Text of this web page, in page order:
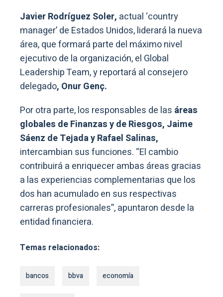
Javier Rodríguez Soler, actual ‘country
manager’ de Estados Unidos, liderará la nueva
área, que formará parte del máximo nivel
ejecutivo de la organización, el Global
Leadership Team, y reportará al consejero
delegado, Onur Genç.
Por otra parte, los responsables de las áreas
globales de Finanzas y de Riesgos, Jaime
Sáenz de Tejada y Rafael Salinas,
intercambian sus funciones. “El cambio
contribuirá a enriquecer ambas áreas gracias
a las experiencias complementarias que los
dos han acumulado en sus respectivas
carreras profesionales”, apuntaron desde la
entidad financiera.
Temas relacionados:
bancos bbva economía